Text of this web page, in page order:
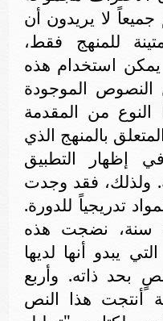
لا يريدون أن
للمنهج فقط،
استخدام هذه
النصوص الموجودة
من المقدمة
بالمنهج الذي
إظهار التطبيق
ولذلك، فقد وجدت
تدريجياً للدورة.
سنة، نضجت هذه
يبدو أنها لديها
بحد ذاته. وأربع
أنتجت هذا النص